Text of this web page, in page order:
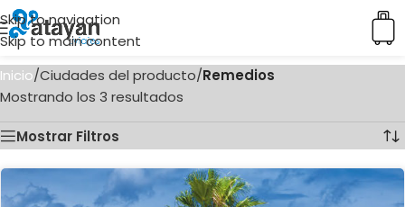
Skip to navigation
Skip to main content
Inicio/Ciudades del producto/Remedios
Mostrando los 3 resultados
Mostrar Filtros